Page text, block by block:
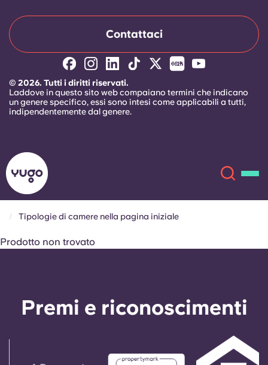
Contattaci
© 2026. Tutti i diritti riservati.
Laddove in questo sito web compaiano termini che indicano
un genere specifico, essi sono intesi come applicabili a tutti,
indipendentemente dal genere.
Chi siamo
Altro
Tipologie di camere nella pagina iniziale
Prodotto non trovato
Premi e riconoscimenti